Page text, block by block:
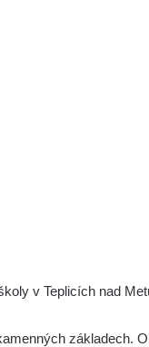
v Teplicích nad
základech.